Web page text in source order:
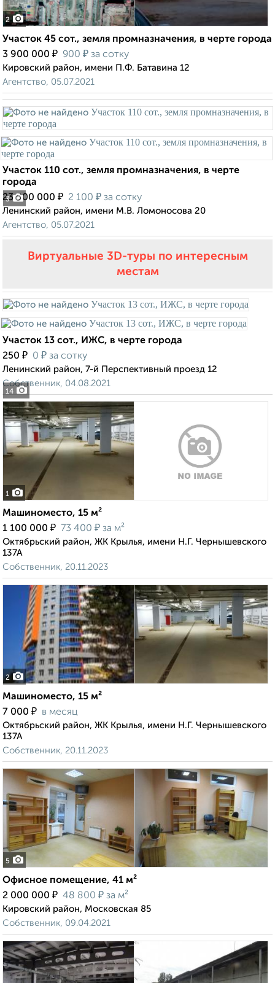
2
Участок 45 сот., земля промназначения, в черте города
3 900 000 ₽ 900 ₽ за сотку
Кировский район, имени П.Ф. Батавина 12
Агентство, 05.07.2021
3
Участок 110 сот., земля промназначения, в черте
города
23 000 000 ₽ 2 100 ₽ за сотку
Ленинский район, имени М.В. Ломоносова 20
Агентство, 05.07.2021
Виртуальные 3D-туры по интересным
местам
14
Участок 13 сот., ИЖС, в черте города
250 ₽ 0 ₽ за сотку
Ленинский район, 7-й Перспективный проезд 12
Собственник, 04.08.2021
1
Машиноместо, 15 м²
1 100 000 ₽ 73 400 ₽ за м²
Октябрьский район, ЖК Крылья, имени Н.Г. Чернышевского
137А
Собственник, 20.11.2023
2
Машиноместо, 15 м²
7 000 ₽ в месяц
Октябрьский район, ЖК Крылья, имени Н.Г. Чернышевского
137А
Собственник, 20.11.2023
5
Офисное помещение, 41 м²
2 000 000 ₽ 48 800 ₽ за м²
Кировский район, Московская 85
Собственник, 09.04.2021